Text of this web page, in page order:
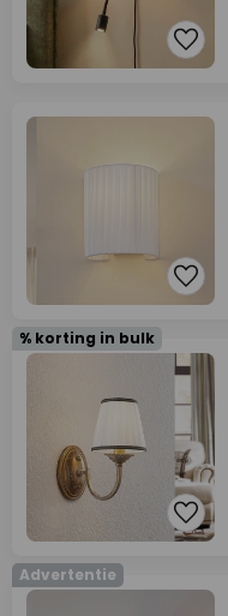
% korting in bulk
Advertentie